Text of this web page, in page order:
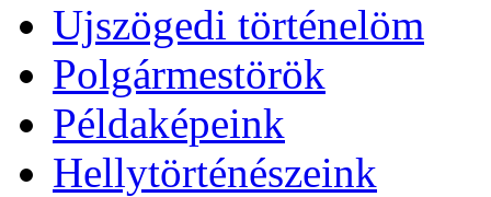
Ujszögedi történelöm
Polgármestörök
Példaképeink
Hellytörténészeink